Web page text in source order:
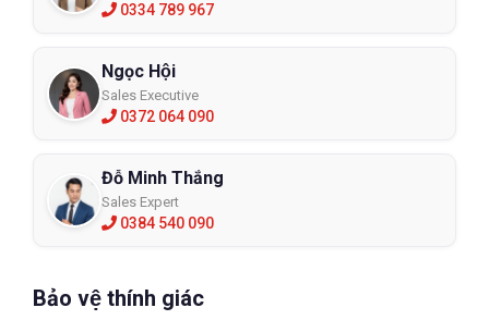
0334 789 967
Ngọc Hội
Sales Executive
0372 064 090
Đỗ Minh Thắng
Sales Expert
0384 540 090
Bảo vệ thính giác